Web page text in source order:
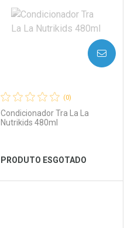
Ver Desconto Convênio
(0)
Condicionador Tra La La
Nutrikids 480ml
PRODUTO ESGOTADO
AVISE-ME